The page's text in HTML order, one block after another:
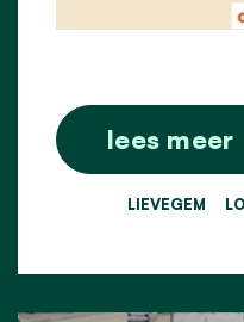
lees meer
LIEVEGEM